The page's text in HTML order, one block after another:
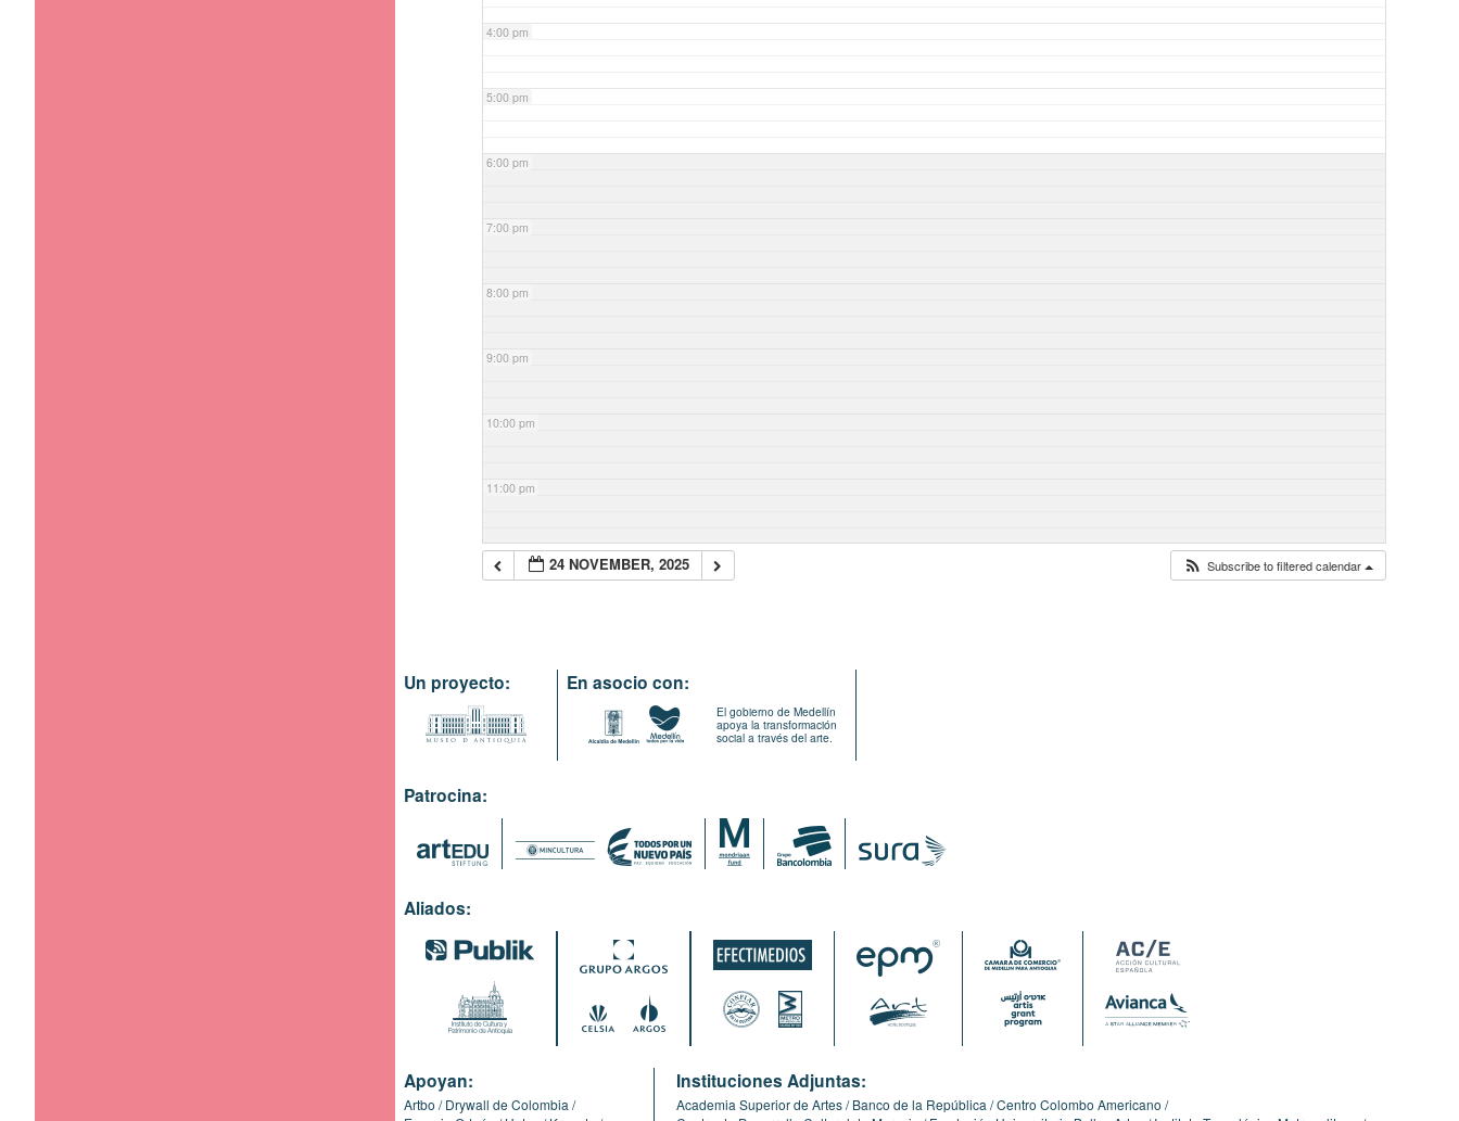
4:00 pm
5:00 pm
6:00 pm
7:00 pm
8:00 pm
9:00 pm
10:00 pm
11:00 pm
24 NOVEMBER, 2025 Subscribe to filtered calendar
Un proyecto: En asocio con:
El gobierno de Medellín
apoya la transformación
social a través del arte.
Patrocina:
Aliados:
Apoyan:
Artbo
Drywall de Colombia
Instituciones Adjuntas:
Academia Superior de Artes Banco de la República Centro Colombo Americano